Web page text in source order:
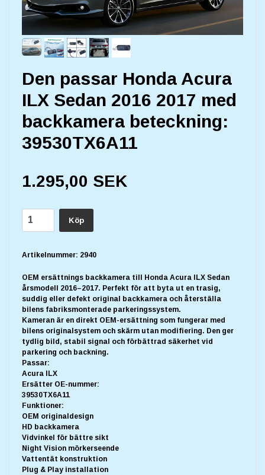
Den passar Honda Acura
ILX Sedan 2016 2017 med
backkamera beteckning:
39530TX6A11
1.295,00 SEK
Köp
Artikelnummer: 2940
OEM ersättnings backkamera till Honda Acura ILX Sedan
årsmodell 2016–2017. Perfekt för att byta ut en trasig,
suddig eller defekt original backkamera och återställa
bilens fabriksmonterade parkeringssystem.
Kameran är en direkt OEM-ersättning som fungerar med
bilens originalsystem och skärm utan modifiering. Den ger
tydlig bild, stabil signal och förbättrad säkerhet vid
parkering och backning.
Passar:
Acura ILX
Ersätter OE-nummer:
39530TX6A11
Funktioner:
OEM originaldesign
HD backkamera
Vidvinkel för bättre sikt
Night Vision mörkerseende
Vattentät konstruktion
Plug & Play installation